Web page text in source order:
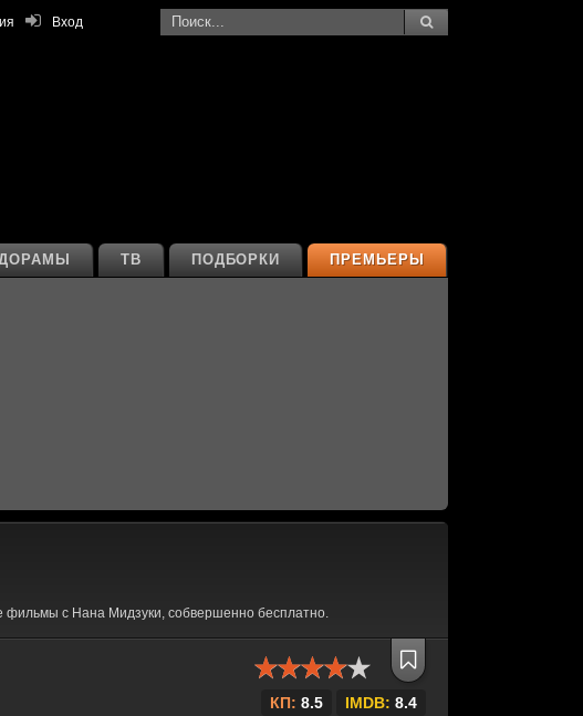
Вход
ПРЕМЬЕРЫ
ПОДБОРКИ
ТВ
с Нана Мидзуки, собвершенно бесплатно.
КП: 8.5 IMDB: 8.4